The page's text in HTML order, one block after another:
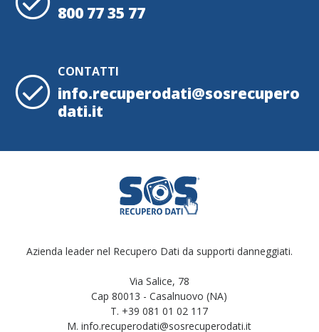
800 77 35 77
CONTATTI
info.recuperodati@sosrecupero
dati.it
Azienda leader nel Recupero Dati da supporti danneggiati.
Via Salice, 78
Cap 80013 - Casalnuovo (NA)
T. +39 081 01 02 117
M. info.recuperodati@sosrecuperodati.it